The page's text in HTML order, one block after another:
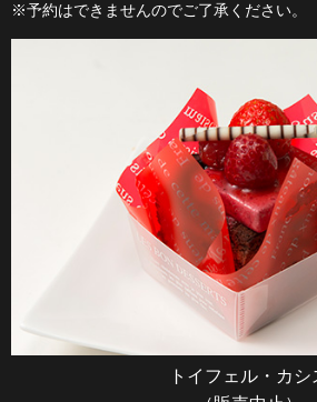
※予約はできませんのでご了承ください。
トイフェル・カシ